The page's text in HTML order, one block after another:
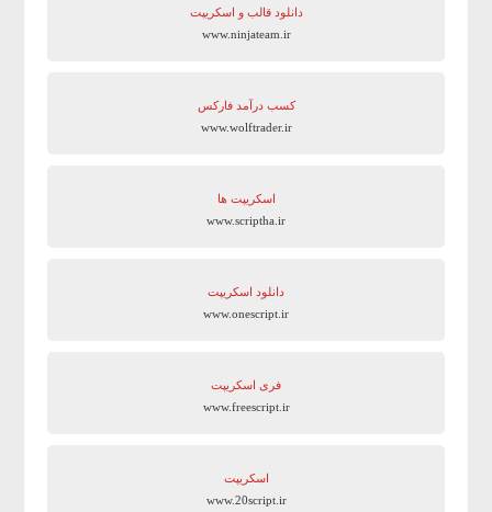
دانلود قالب و اسکریپت
www.ninjateam.ir
کسب درآمد فارکس
www.wolftrader.ir
اسکریپت ها
www.scriptha.ir
دانلود اسکریپت
www.onescript.ir
فری اسکریپت
www.freescript.ir
اسکریپت
www.20script.ir